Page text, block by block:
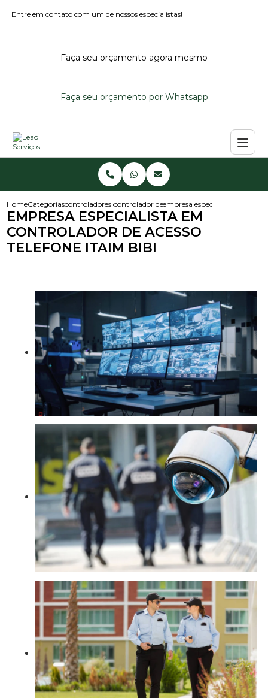
Entre em contato com um de nossos especialistas!
Faça seu orçamento agora mesmo
Faça seu orçamento por Whatsapp
HomeCategoriascontroladores de acessocontrolador de acessoempresa especialista em
EMPRESA ESPECIALISTA EM
CONTROLADOR DE ACESSO
TELEFONE ITAIM BIBI